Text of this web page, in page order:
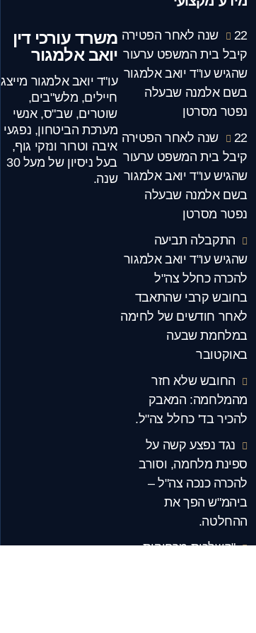
משרד עורכי דין
יואב אלמגור
עו"ד יואב אלמגור מייצג
חיילים, מלש"בים,
שוטרים, שב"ס, אנשי
מערכת הביטחון, נפגעי
איבה וטרור ונזקי גוף,
בעל ניסיון של מעל 30
שנה.
22 שנה לאחר הפטירה
קיבל בית המשפט ערעור
שהגיש עו"ד יואב אלמגור
בשם אלמנה שבעלה
נפטר מסרטן
22 שנה לאחר הפטירה
קיבל בית המשפט ערעור
שהגיש עו"ד יואב אלמגור
בשם אלמנה שבעלה
נפטר מסרטן
התקבלה תביעה
שהגיש עו"ד יואב אלמגור
להכרה כחלל צה"ל
בחובש קרבי שהתאבד
לאחר חודשים של לחימה
במלחמת שבעה
באוקטובר
החובש שלא חזר
מהמלחמה: המאבק
להכיר בד' כחלל צה"ל.
נגד נפצע קשה על
ספינת מלחמה, וסורב
להכרה כנכה צה"ל –
ביהמ"ש הפך את
ההחלטה.
"השלכות מרחיקות